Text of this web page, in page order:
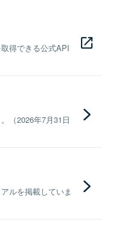
得できる公式API
（2026年7月31日
ルを掲載していま